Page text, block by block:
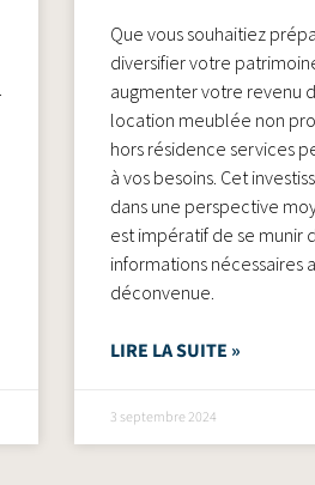
Que vous souhaitiez
diversifier votre
augmenter votre revenu
location meublée non
hors résidence services
à vos besoins. Cet
dans une perspective
est impératif de se munir
informations nécessaires
déconvenue.
LIRE LA SUITE »
3 septembre 2024